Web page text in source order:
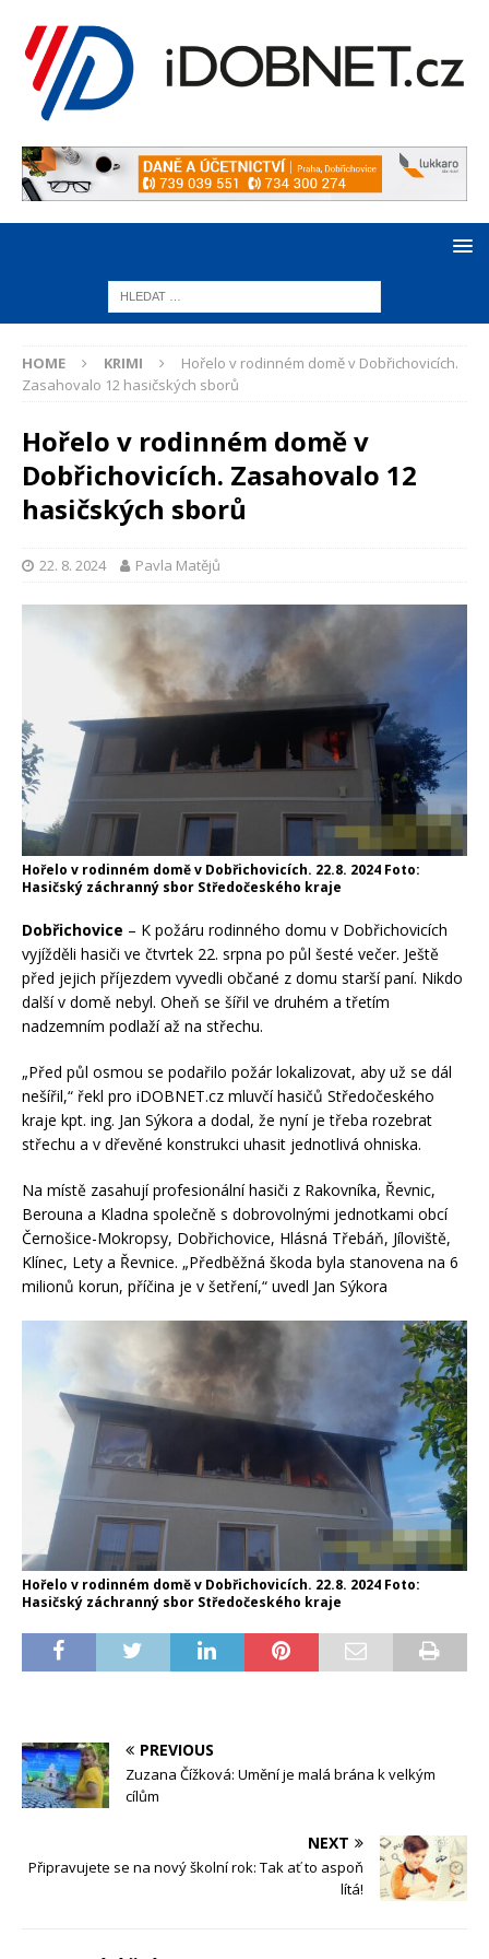
HOME KRIMI
Hořelo v rodinném domě v Dobřichovicích.
Zasahovalo 12 hasičských sborů
Hořelo v rodinném domě v
Dobřichovicích. Zasahovalo 12
hasičských sborů
22. 8. 2024 Pavla Matějů
Hořelo v rodinném domě v Dobřichovicích. 22.8. 2024 Foto:
Hasičský záchranný sbor Středočeského kraje
Dobřichovice – K požáru rodinného domu v Dobřichovicích
vyjížděli hasiči ve čtvrtek 22. srpna po půl šesté večer. Ještě
před jejich příjezdem vyvedli občané z domu starší paní. Nikdo
další v domě nebyl. Oheň se šířil ve druhém a třetím
nadzemním podlaží až na střechu.
„Před půl osmou se podařilo požár lokalizovat, aby už se dál
nešířil,“ řekl pro iDOBNET.cz mluvčí hasičů Středočeského
kraje kpt. ing. Jan Sýkora a dodal, že nyní je třeba rozebrat
střechu a v dřevěné konstrukci uhasit jednotlivá ohniska.
Na místě zasahují profesionální hasiči z Rakovníka, Řevnic,
Berouna a Kladna společně s dobrovolnými jednotkami obcí
Černošice-Mokropsy, Dobřichovice, Hlásná Třebáň, Jíloviště,
Klínec, Lety a Řevnice. „Předběžná škoda byla stanovena na 6
milionů korun, příčina je v šetření,“ uvedl Jan Sýkora
Hořelo v rodinném domě v Dobřichovicích. 22.8. 2024 Foto:
Hasičský záchranný sbor Středočeského kraje
PREVIOUS
Zuzana Čížková: Umění je malá brána k velkým
cílům
NEXT
Připravujete se na nový školní rok: Tak ať to aspoň
lítá!